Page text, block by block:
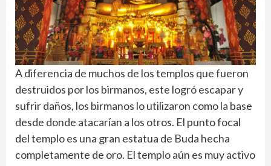
A diferencia de muchos de los templos que fueron
destruidos por los birmanos, este logró escapar y
sufrir daños, los birmanos lo utilizaron como la base
desde donde atacarían a los otros. El punto focal
del templo es una gran estatua de Buda hecha
completamente de oro. El templo aún es muy activo